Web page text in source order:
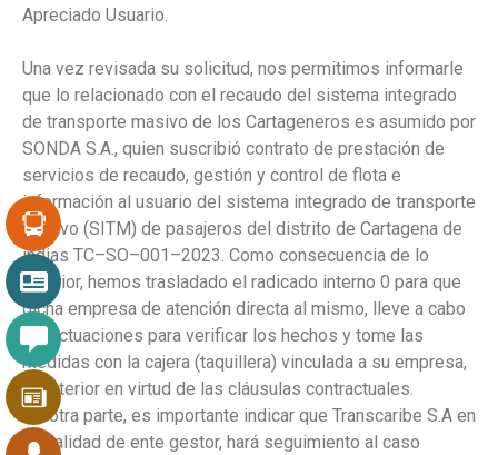
Apreciado Usuario.
Una vez revisada su solicitud, nos permitimos informarle
que lo relacionado con el recaudo del sistema integrado
de transporte masivo de los Cartageneros es asumido por
SONDA S.A., quien suscribió contrato de prestación de
servicios de recaudo, gestión y control de flota e
información al usuario del sistema integrado de transporte
masivo (SITM) de pasajeros del distrito de Cartagena de
indias TC–SO–001 –2023. Como consecuencia de lo
anterior, hemos trasladado el radicado interno 0 para que
dicha empresa de atención directa al mismo, lleve a cabo
actuaciones para verificar los hechos y tome las
medidas con la cajera (taquillera) vinculada a su empresa,
lo anterior en virtud de las cláusulas contractuales.
De otra parte, es importante indicar que Transcaribe S.A en
su calidad de ente gestor, hará seguimiento al caso